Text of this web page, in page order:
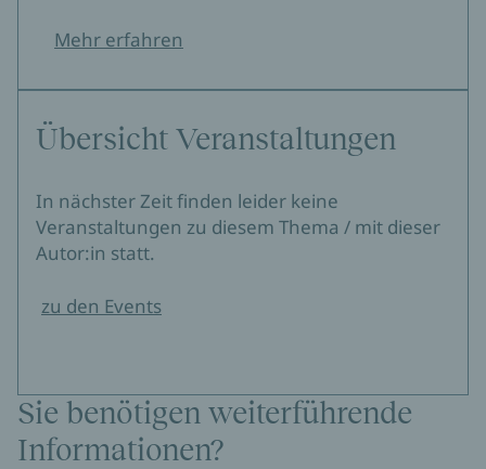
Mehr erfahren
Übersicht Veranstaltungen
In nächster Zeit finden leider keine
Veranstaltungen zu diesem Thema / mit dieser
Autor:in statt.
zu den Events
Sie benötigen weiterführende
Informationen?